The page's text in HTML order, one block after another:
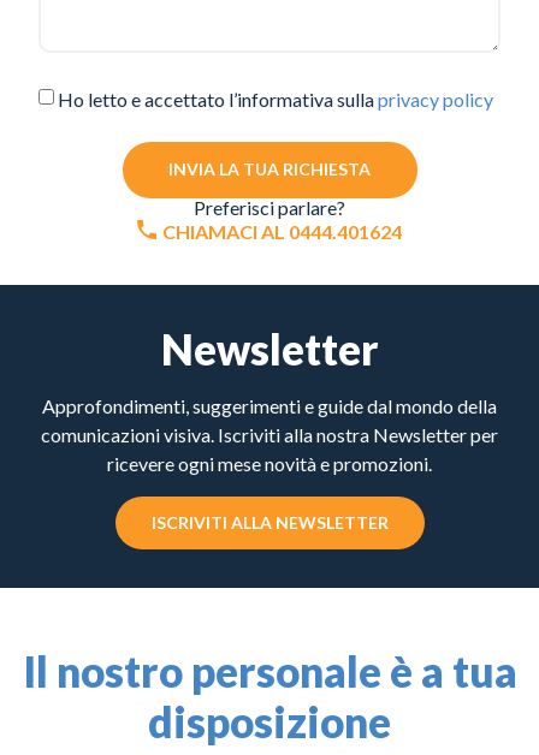
Ho letto e accettato l’informativa sullaprivacy policy
INVIA LA TUA RICHIESTA
Preferisci parlare?
CHIAMACI AL 0444.401624
Newsletter
Approfondimenti, suggerimenti e guide dal mondo della
comunicazioni visiva. Iscriviti alla nostra Newsletter per
ricevere ogni mese novità e promozioni.
ISCRIVITI ALLA NEWSLETTER
Il nostro personale è a tua
disposizione